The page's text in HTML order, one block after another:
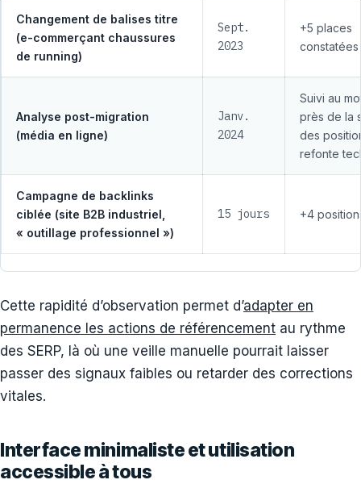
Changement de balises titre
(e-commerçant chaussures
de running)
Sept.
2023
+5 places
Analyse post-migration
(média en ligne)
Janv.
2024
Suivi au
près de la
des
refonte
Campagne de backlinks
ciblée (site B2B industriel,
« outillage professionnel »)
15 jours +4
Cette rapidité d’observation permet d’adapter en
permanence les actions de référencement au rythme
des SERP, là où une veille manuelle pourrait laisser
passer des signaux faibles ou retarder des corrections
vitales.
Interface minimaliste et utilisation
accessible à tous